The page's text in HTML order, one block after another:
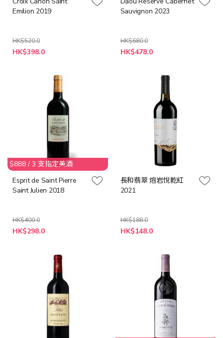
Emilion 2019
HK$520.0
特
殊
HK$398.0
Sauvignon 2023
HK$680.0
特
殊
HK$478.0
$888 / 3 支指定美酒
Esprit de Saint Pierre
Saint Julien 2018
HK$400.0
特
殊
HK$298.0
長和翡翠 熔岩悅乾紅
2021
HK$188.0
特
殊
HK$148.0